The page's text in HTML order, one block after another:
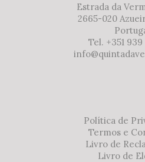
Estrada da
2665-020
Tel. +351 939
Política de
Termos e
Livro de
Livro de